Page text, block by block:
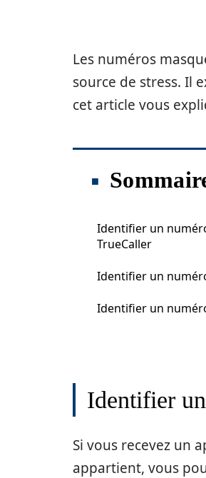
Les numéros
source de stress. Il
cet article vous
Identifier un
TrueCaller
Identifier un
Identifier un
Identifier
Si vous recevez un
appartient, vous